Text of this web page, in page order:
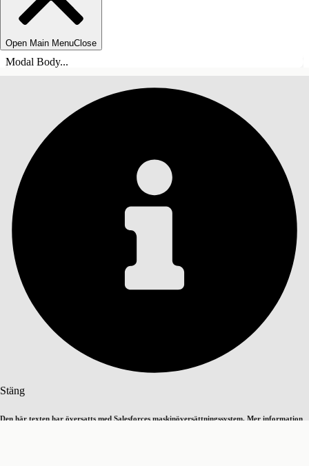
Open Main MenuClose
Modal Body...
Stäng
Den här texten har översatts med Salesforces maskinöversättningssystem. Mer information
Innehållsförteckningar
INNEHÅLLSFÖRTECKNINGAR